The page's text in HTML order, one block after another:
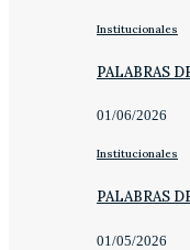
Institucionales
PALABRAS
01/06/2026
Institucionales
PALABRAS
01/05/2026